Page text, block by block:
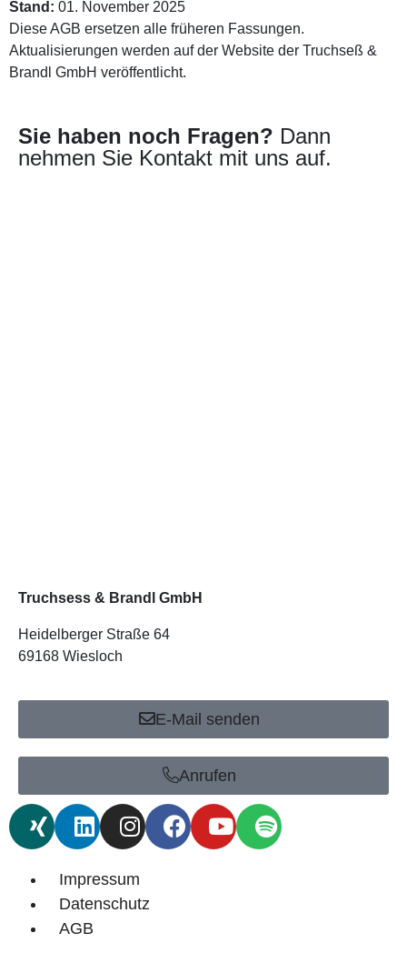
Stand: 01. November 2025
Diese AGB ersetzen alle früheren Fassungen.
Aktualisierungen werden auf der Website der Truchseß &
Brandl GmbH veröffentlicht.
Sie haben noch Fragen? Dann
nehmen Sie Kontakt mit uns auf.
Truchsess & Brandl GmbH
Heidelberger Straße 64
69168 Wiesloch
E-Mail senden
Anrufen
Impressum
Datenschutz
AGB